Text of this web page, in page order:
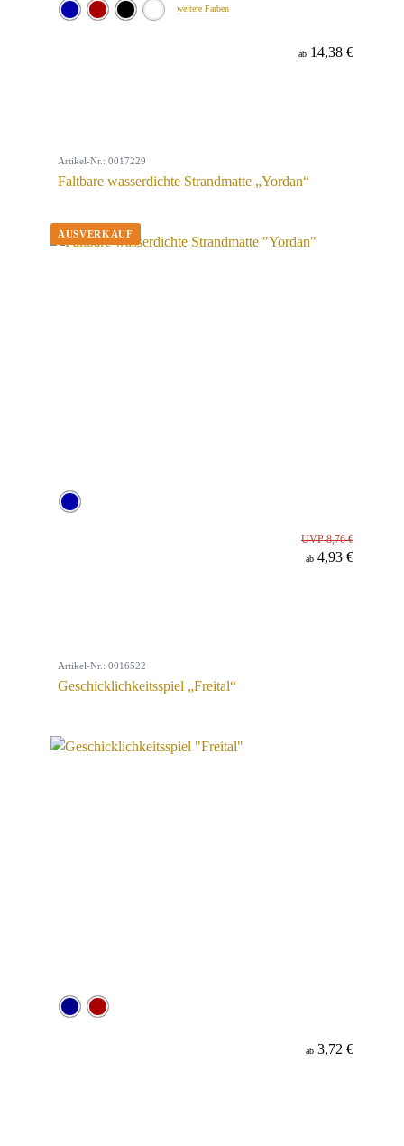
weitere Farben
ab 14,38 €
Artikel-Nr.: 0017229
Faltbare wasserdichte Strandmatte „Yordan“
UVP 8,76 €
ab 4,93 €
Artikel-Nr.: 0016522
Geschicklichkeitsspiel „Freital“
ab 3,72 €